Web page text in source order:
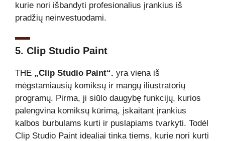
kurie nori išbandyti profesionalius įrankius iš
pradžių neinvestuodami.
5. Clip Studio Paint
THE „Clip Studio Paint“. yra viena iš
mėgstamiausių komiksų ir mangų iliustratorių
programų. Pirma, ji siūlo daugybę funkcijų, kurios
palengvina komiksų kūrimą, įskaitant įrankius
kalbos burbulams kurti ir puslapiams tvarkyti. Todėl
Clip Studio Paint idealiai tinka tiems, kurie nori kurti